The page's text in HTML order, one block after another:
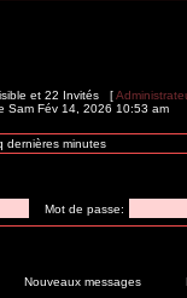
et 22 Invités [
Sam Fév 14, 2026 10:53 am
dernières minutes
Mot de passe:
Nouveaux messages